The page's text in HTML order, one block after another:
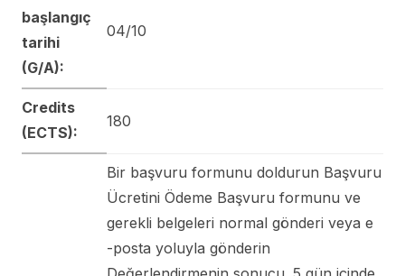
başlangıç
tarihi
(G/A):
04/10
Credits
(ECTS):
180
Bir başvuru formunu doldurun Başvuru
Ücretini Ödeme Başvuru formunu ve
gerekli belgeleri normal gönderi veya e
-posta yoluyla gönderin